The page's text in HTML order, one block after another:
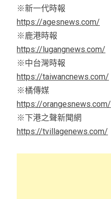
※新一代時報
https://agesnews.com/
※鹿港時報
https://lugangnews.com/
※中台灣時報
https://taiwancnews.com/
※橘傳媒
https://orangesnews.com/
※下港之聲新聞網
https://tvillagenews.com/